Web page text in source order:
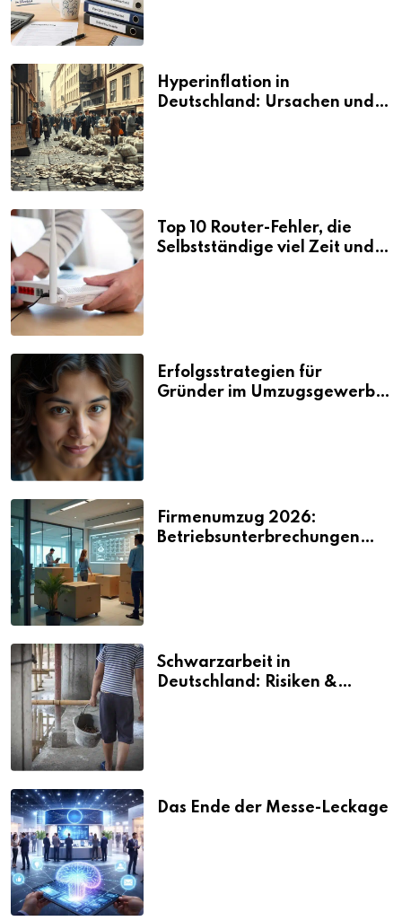
Hyperinflation in
Deutschland: Ursachen und
Top 10 Router-Fehler, die
Selbstständige viel Zeit und
Erfolgsstrategien für
Gründer im Umzugsgewerbe
Firmenumzug 2026:
Betriebsunterbrechungen
Schwarzarbeit in
Deutschland: Risiken &
Das Ende der Messe-Leckage